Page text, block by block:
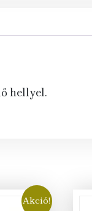
hellyel.
Akció!